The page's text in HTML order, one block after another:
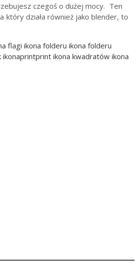
czegoś o dużej mocy. Ten
który działa również jako blender, to
flagi ikona folderu ikona folderu
ikona kwadratów ikona